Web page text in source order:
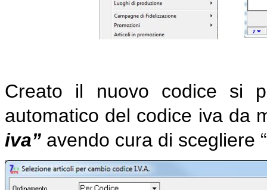
Creato il nuovo codice si
automatico del codice iva da
iva” avendo cura di scegliere